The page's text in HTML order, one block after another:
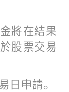
將在結果
股票交易
日申請。